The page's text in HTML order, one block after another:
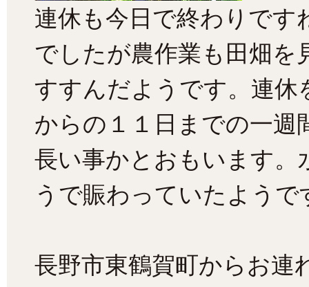
連休も今日で終わりです
でしたが農作業も田畑を
すすんだようです。連休
からの１１日までの一週
長い事かとおもいます。
うで賑わっていたようで
長野市東鶴賀町からお連